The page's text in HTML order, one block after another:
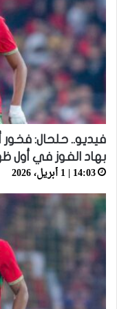
فيديو.. حلحال:
بهاد الفوز في أول
14:03 | 1 أبريل، 2026